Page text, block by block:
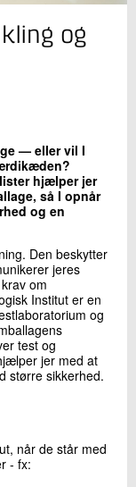
og
— eller vil I
hjælper jer
så I opnår
og en
Den beskytter
jeres
om
Institut er en
og
test og
jer med at
større sikkerhed.
når de står med
- fx: